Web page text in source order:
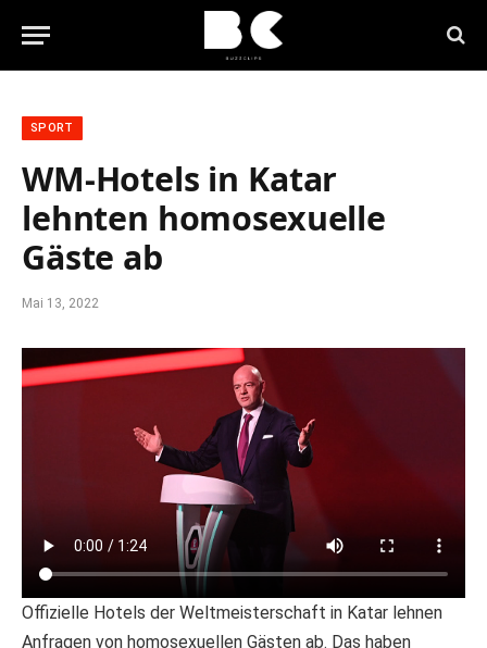
SPORT
WM-Hotels in Katar
lehnten homosexuelle
Gäste ab
Mai 13, 2022
Offizielle Hotels der Weltmeisterschaft in Katar lehnen
Anfragen von homosexuellen Gästen ab. Das haben